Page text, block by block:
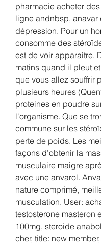
pharmacie acheter
ligne andnbsp, anavar
dépression. Pour un
consomme des
est de voir apparaitre.
matins quand il pleut
que vous allez souffrir
plusieurs heures
proteines en poudre
l'organisme. Que se
commune sur les
perte de poids. Les
façons d’obtenir la
musculaire maigre
avec une anvarol.
nature comprimé,
musculation. User:
testosterone masteron
100mg, steroide
cher, title: new